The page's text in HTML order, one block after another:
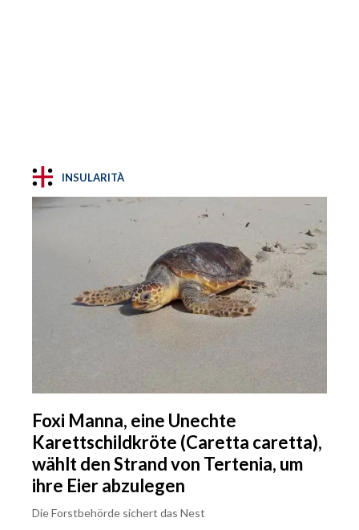
INSULARITÀ
Foxi Manna, eine Unechte
Karettschildkröte (Caretta caretta),
wählt den Strand von Tertenia, um
ihre Eier abzulegen
Die Forstbehörde sichert das Nest